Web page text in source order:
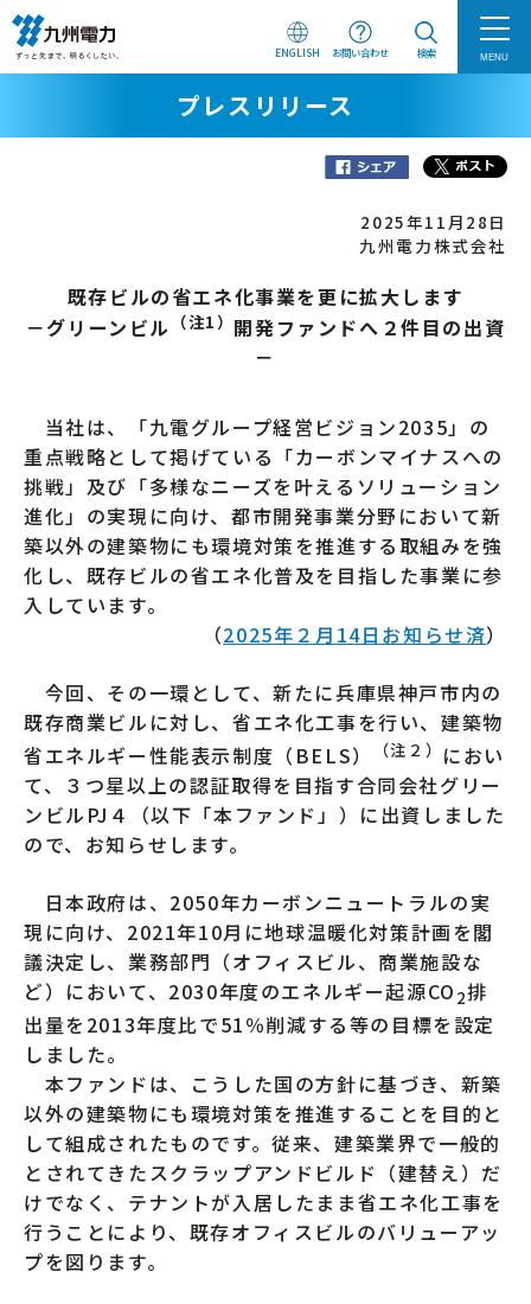
ENGLISH お問い合わせ 検索 MENU
プレスリリース
2025年11月28日
九州電力株式会社
既存ビルの省エネ化事業を更に拡大します
－グリーンビル
（注1） 開発ファンドへ２件目の出資
－
当社は、「九電グループ経営ビジョン2035」の
重点戦略として掲げている「カーボンマイナスへの
挑戦」及び「多様なニーズを叶えるソリューション
進化」の実現に向け、都市開発事業分野において新
築以外の建築物にも環境対策を推進する取組みを強
化し、既存ビルの省エネ化普及を目指した事業に参
入しています。
（2025年２月14日お知らせ済）
今回、その一環として、新たに兵庫県神戸市内の
既存商業ビルに対し、省エネ化工事を行い、建築物
省エネルギー性能表示制度（BELS）
（注２） におい
て、３つ星以上の認証取得を目指す合同会社グリー
ンビルPJ４（以下「本ファンド」）に出資しました
ので、お知らせします。
日本政府は、2050年カーボンニュートラルの実
現に向け、2021年10月に地球温暖化対策計画を閣
議決定し、業務部門（オフィスビル、商業施設な
ど）において、2030年度のエネルギー起源CO 2排
出量を2013年度比で51％削減する等の目標を設定
しました。
本ファンドは、こうした国の方針に基づき、新築
以外の建築物にも環境対策を推進することを目的と
して組成されたものです。従来、建築業界で一般的
とされてきたスクラップアンドビルド（建替え）だ
けでなく、テナントが入居したまま省エネ化工事を
行うことにより、既存オフィスビルのバリューアッ
プを図ります。